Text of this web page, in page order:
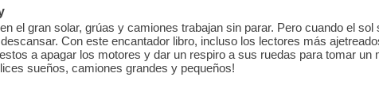
el gran solar, grúas y camiones trabajan sin parar. Pero cuando el sol
Con este encantador libro, incluso los lectores más
a apagar los motores y dar un respiro a sus ruedas para tomar un
sueños, camiones grandes y pequeños!